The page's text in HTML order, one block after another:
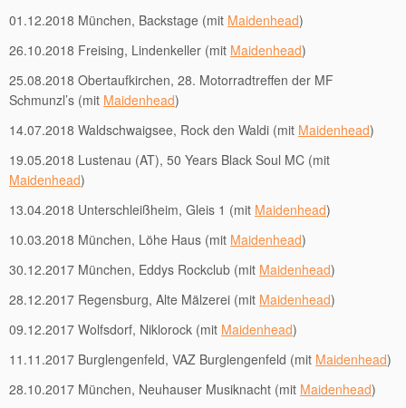
01.12.2018 München, Backstage (mit Maidenhead)
26.10.2018 Freising, Lindenkeller (mit Maidenhead)
25.08.2018 Obertaufkirchen, 28. Motorradtreffen der MF
Schmunzl’s (mit Maidenhead)
14.07.2018 Waldschwaigsee, Rock den Waldi (mit Maidenhead)
19.05.2018 Lustenau (AT), 50 Years Black Soul MC (mit
Maidenhead)
13.04.2018 Unterschleißheim, Gleis 1 (mit Maidenhead)
10.03.2018 München, Löhe Haus (mit Maidenhead)
30.12.2017 München, Eddys Rockclub (mit Maidenhead)
28.12.2017 Regensburg, Alte Mälzerei (mit Maidenhead)
09.12.2017 Wolfsdorf, Niklorock (mit Maidenhead)
11.11.2017 Burglengenfeld, VAZ Burglengenfeld (mit Maidenhead)
28.10.2017 München, Neuhauser Musiknacht (mit Maidenhead)